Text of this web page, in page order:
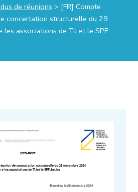
de réunions > [FR] Compte
concertation structurelle du 29
associations de TIJ et le SPF